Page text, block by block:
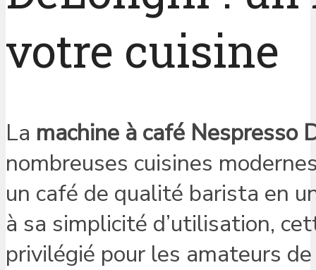
votre cuisine
La machine à café Nespresso
nombreuses cuisines
un café de qualité barista en
à sa simplicité d’utilisation,
privilégié pour les amateurs